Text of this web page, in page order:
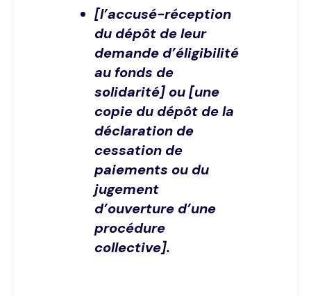
[l’accusé-réception
du dépôt de leur
demande d’éligibilité
au fonds de
solidarité] ou [une
copie du dépôt de la
déclaration de
cessation de
paiements ou du
jugement
d’ouverture d’une
procédure
collective].